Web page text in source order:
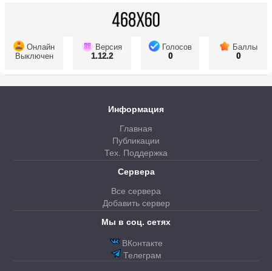
Онлайн
Выключен
Версия
1.12.2
Голосов
0
Баллы
0
Информация
Главная
Публикации
Тех. Поддержка
Сервера
Все сервера
Добавить сервер
Мы в соц. сетях
ВКонтакте
Телеграм